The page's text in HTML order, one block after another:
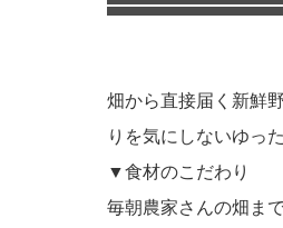
畑から直接届く新鮮
りを気にしないゆっ
▼食材のこだわり
毎朝農家さんの畑ま